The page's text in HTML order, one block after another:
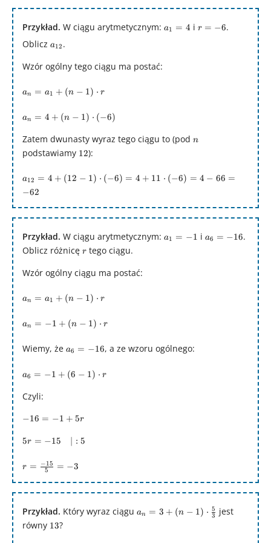
Przykład. W ciągu arytmetycznym: a_{1}
a1 = 4 i r
r = −6.
Oblicz a_{12}
a12 .
Wzór ogólny tego ciągu ma postać:
a_{n}
a_{1}
1)\cdot
r
an = a1 + (n − 1) ⋅ r
a_{n}
(n-
1)\cdot
an = 4 + (n − 1) ⋅ (−6)
Zatem dwunasty wyraz tego ciągu to (pod n
n
podstawiamy 12
12):
a_{12}
= 4 +
+
11\cdot
- 66 =
a12 = 4 + (12 − 1) ⋅ (−6) = 4 + 11 ⋅ (−6) = 4 − 66 =
−62
Przykład. W ciągu arytmetycznym: a_{1}
a1 = −1 i a_{6}
a6 = −16.
Oblicz różnicę r
r tego ciągu.
Wzór ogólny ciągu ma postać:
a_{n}
a_{1}
1)\cdot
an = a1 + (n − 1) ⋅ r
a_{n}
(n-
r
an = −1 + (n − 1) ⋅ r
Wiemy, że a_{6}
a6 = −16, a ze wzoru ogólnego:
a_{6}
(6-
r
a6 = −1 + (6 − 1) ⋅ r
Czyli:
-16
-1
5r
−16 = −1 + 5r
5r =
|:5
5r = −15 ∣ : 5
r =
\frac{-15}
r = 5
−15 = −3
Przykład. Który wyraz ciągu a_{n} =
an = 3 + (n − 1) ⋅ 3
5
jest
równy 13
13?